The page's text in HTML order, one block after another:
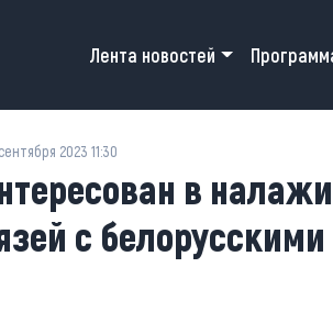
Main navigation
Лента новостей
2023 11:30
в
с белорусскими